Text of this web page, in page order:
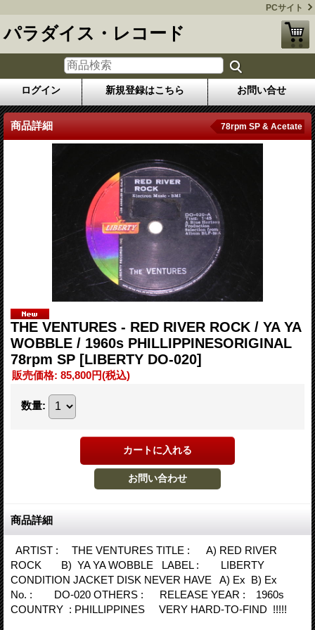
PCサイト
パラダイス・レコード
ログイン 新規登録はこちら お問い合せ
商品詳細 78rpm SP & Acetate
THE VENTURES - RED RIVER ROCK / YA YA
WOBBLE / 1960s PHILLIPPINESORIGINAL
78rpm SP [LIBERTY DO-020]
販売価格: 85,800円(税込)
数量:
商品詳細
ARTIST : THE VENTURES TITLE : A) RED RIVER
ROCK B) YA YA WOBBLE LABEL : LIBERTY
CONDITION JACKET DISK NEVER HAVE A) Ex B) Ex
No. : DO-020 OTHERS : RELEASE YEAR : 1960s
COUNTRY : PHILLIPPINES VERY HARD-TO-FIND !!!!!